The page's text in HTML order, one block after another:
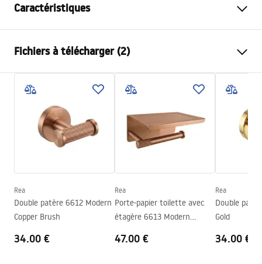
Caractéristiques
Matériel
Méthode de montage
À visser
Largeur
175
Hauteur
50mm
Profondeur
80 mm
Modern
Fichiers à télécharger (2)
Informations de sécurité
WARUNKI_BEZPIECZENSTWA_AKCESORIA_LAZIENKOWE.
pdf
Warranty_Terms_and_Conditions_Accessories_-_24.pdf
Rea
Double patère 6612 Modern
Copper Brush
34.00 €
Rea
Porte-papier toilette avec
étagère 6613 Modern
47.00 €
Rea
Double
Gold
34.00 €